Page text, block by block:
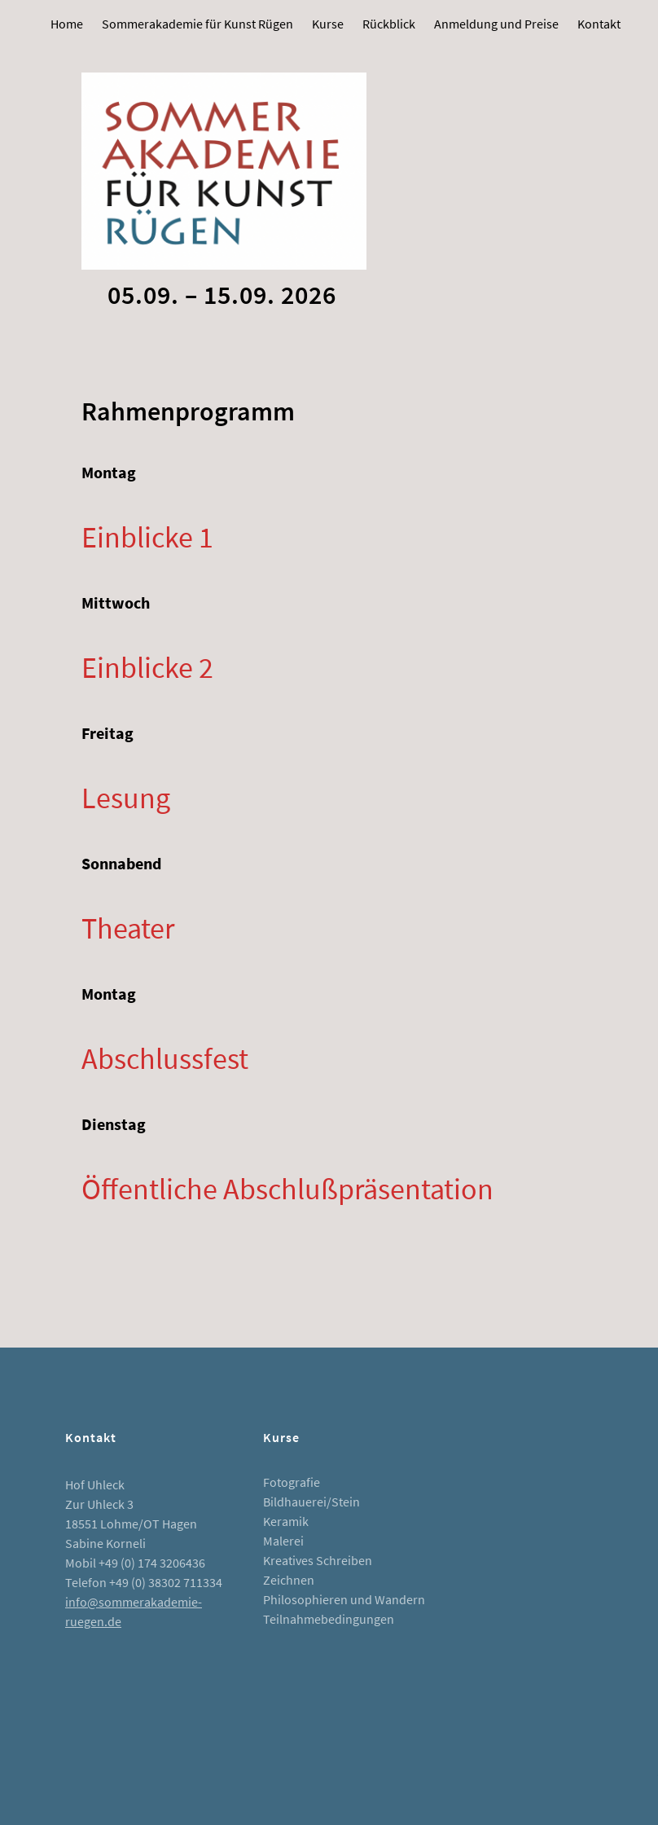
Home Sommerakademie für Kunst Rügen Kurse Rückblick Anmeldung und Preise Kontakt
05.09. – 15.09. 2026
Rahmenprogramm
Montag
Einblicke 1
Mittwoch
Einblicke 2
Freitag
Lesung
Sonnabend
Theater
Montag
Abschlussfest
Dienstag
Öffentliche Abschlußpräsentation
Kontakt
Hof Uhleck
Zur Uhleck 3
18551 Lohme/OT Hagen
Sabine Korneli
Mobil +49 (0) 174 3206436
Telefon +49 (0) 38302 711334
info@sommerakademie-
ruegen.de
Kurse
Fotografie
Bildhauerei/Stein
Keramik
Malerei
Kreatives Schreiben
Zeichnen
Philosophieren und Wandern
Teilnahmebedingungen